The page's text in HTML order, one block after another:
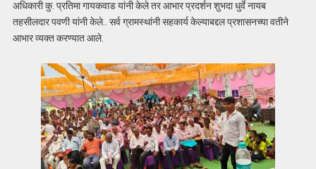
अधिकारी कु. प्रतिमा गायकवाड यांनी केले तर आभार प्रदर्शन शुभदा धुर्वे नायब
तहसीलदार पवणी यांनी केले.. सर्व ग्रामस्थांनी सहकार्य केल्याबद्दल प्रशासनच्या वतीने
आभार व्यक्त करण्यात आले.